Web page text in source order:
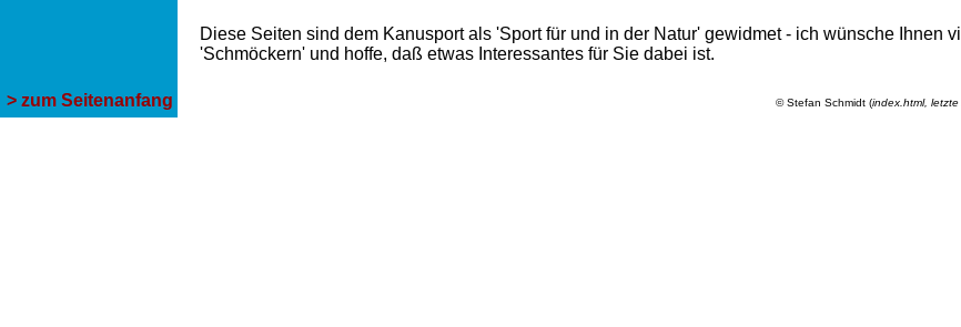
Diese Seiten sind dem Kanusport als 'Sport für und in der Natur' gewidmet - ich wünsche Ihnen
'Schmöckern' und hoffe, daß etwas Interessantes für Sie dabei ist.
> zum Seitenanfang © Stefan Schmidt (index.html,